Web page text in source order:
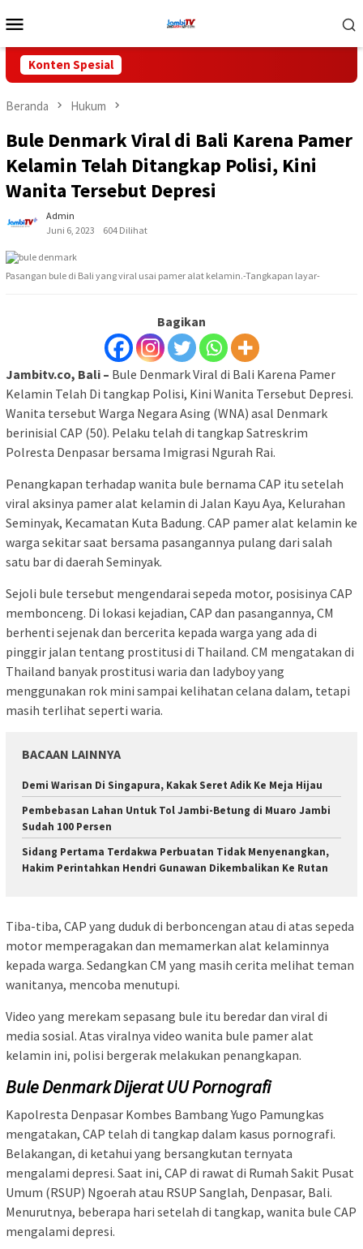
ke
Mobile
Konten Spesial
Beranda Hukum
Bule Denmark Viral di Bali Karena Pamer
Kelamin Telah Ditangkap Polisi, Kini
Wanita Tersebut Depresi
Admin
Juni 6, 2023
604 Dilihat
Pasangan bule di Bali yang viral usai pamer alat kelamin.-Tangkapan layar-
Bagikan
Jambitv.co, Bali – Bule Denmark Viral di Bali Karena Pamer
Kelamin Telah Di tangkap Polisi, Kini Wanita Tersebut Depresi.
Wanita tersebut Warga Negara Asing (WNA) asal Denmark
berinisial CAP (50). Pelaku telah di tangkap Satreskrim
Polresta Denpasar bersama Imigrasi Ngurah Rai.
Penangkapan terhadap wanita bule bernama CAP itu setelah
viral aksinya pamer alat kelamin di Jalan Kayu Aya, Kelurahan
Seminyak, Kecamatan Kuta Badung. CAP pamer alat kelamin ke
warga sekitar saat bersama pasangannya pulang dari salah
satu bar di daerah Seminyak.
Sejoli bule tersebut mengendarai sepeda motor, posisinya CAP
membonceng. Di lokasi kejadian, CAP dan pasangannya, CM
berhenti sejenak dan bercerita kepada warga yang ada di
pinggir jalan tentang prostitusi di Thailand. CM mengatakan di
Thailand banyak prostitusi waria dan ladyboy yang
menggunakan rok mini sampai kelihatan celana dalam, tetapi
masih terlihat seperti waria.
BACAAN LAINNYA
Demi Warisan Di Singapura, Kakak Seret Adik Ke Meja Hijau
Pembebasan Lahan Untuk Tol Jambi-Betung di Muaro Jambi
Sudah 100 Persen
Sidang Pertama Terdakwa Perbuatan Tidak Menyenangkan,
Hakim Perintahkan Hendri Gunawan Dikembalikan Ke Rutan
Tiba-tiba, CAP yang duduk di berboncengan atau di atas sepeda
motor memperagakan dan memamerkan alat kelaminnya
kepada warga. Sedangkan CM yang masih cerita melihat teman
wanitanya, mencoba menutupi.
Video yang merekam sepasang bule itu beredar dan viral di
media sosial. Atas viralnya video wanita bule pamer alat
kelamin ini, polisi bergerak melakukan penangkapan.
Bule Denmark Dijerat UU Pornografi
Kapolresta Denpasar Kombes Bambang Yugo Pamungkas
mengatakan, CAP telah di tangkap dalam kasus pornografi.
Belakangan, di ketahui yang bersangkutan ternyata
mengalami depresi. Saat ini, CAP di rawat di Rumah Sakit Pusat
Umum (RSUP) Ngoerah atau RSUP Sanglah, Denpasar, Bali.
Menurutnya, beberapa hari setelah di tangkap, wanita bule CAP
mengalami depresi.